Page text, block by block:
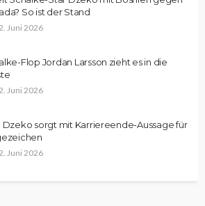
So ist der Stand
Juni 2026
Flop Jordan Larsson zieht es in die
Juni 2026
Dzeko sorgt mit Karriereende-Aussage für
Juni 2026